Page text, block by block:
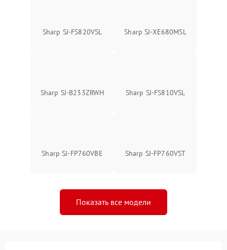
Sharp SJ-FS820VSL Sharp SJ-XE680MSL
Sharp SJ-B233ZRWH Sharp SJ-FS810VSL
Sharp SJ-FP760VBE Sharp SJ-FP760VST
Показать все модели